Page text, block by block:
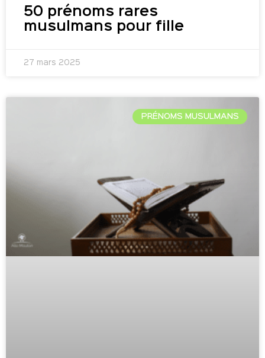
50 prénoms rares
musulmans pour fille
27 mars 2025
PRÉNOMS MUSULMANS